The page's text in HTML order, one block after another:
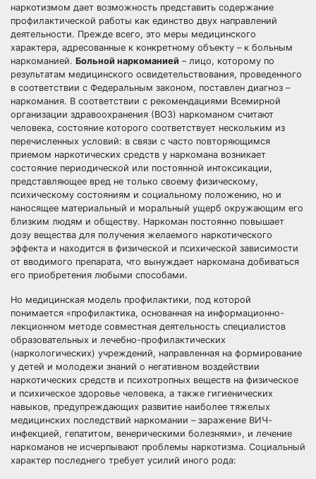
наркотизмом дает возможность представить содержание
профилактической работы как единство двух направлений
деятельности. Прежде всего, это меры медицинского
характера, адресованные к конкретному объекту – к больным
наркоманией. Больной наркоманией – лицо, которому по
результатам медицинского освидетельствования, проведенного
в соответствии с Федеральным законом, поставлен диагноз –
наркомания. В соответствии с рекомендациями Всемирной
организации здравоохранения (ВОЗ) наркоманом считают
человека, состояние которого соответствует нескольким из
перечисленных условий: в связи с часто повторяющимся
приемом наркотических средств у наркомана возникает
состояние периодической или постоянной интоксикации,
представляющее вред не только своему физическому,
психическому состояниям и социальному положению, но и
наносящее материальный и моральный ущерб окружающим его
близким людям и обществу. Наркоман постоянно повышает
дозу вещества для получения желаемого наркотического
эффекта и находится в физической и психической зависимости
от вводимого препарата, что вынуждает наркомана добиваться
его приобретения любыми способами.
Но медицинская модель профилактики, под которой
понимается «профилактика, основанная на информационно-
лекционном методе совместная деятельность специалистов
образовательных и лечебно-профилактических
(наркологических) учреждений, направленная на формирование
у детей и молодежи знаний о негативном воздействии
наркотических средств и психотропных веществ на физическое
и психическое здоровье человека, а также гигиенических
навыков, предупреждающих развитие наиболее тяжелых
медицинских последствий наркомании – заражение ВИЧ-
инфекцией, гепатитом, венерическими болезнями», и лечение
наркоманов не исчерпывают проблемы наркотизма. Социальный
характер последнего требует усилий иного рода: